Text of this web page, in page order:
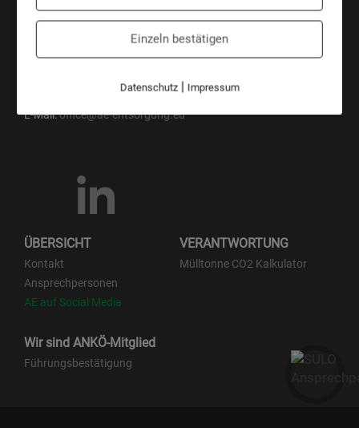
AE Entsorgungssysteme GmbH
Josef Sandhofer Straße 9c
A-2000 Stockerau
+43 2266 66 190 0
E-Mail:office@ae-entsorgung.eu
ÜBERSICHT
Kontakt
Ansprechpersonen
AE auf Social Media
VERANTWORTUNG
Mülltonne CO2 Kalkulator
Wir sind ANKÖ-Mitglied
Führungsbestätigung
Einzeln bestätigen
Datenschutz| Impressum